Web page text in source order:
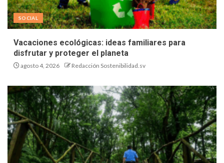
SOCIAL
Vacaciones ecológicas: ideas familiares para
disfrutar y proteger el planeta
agosto 4, 2026 Redacción Sostenibilidad.sv